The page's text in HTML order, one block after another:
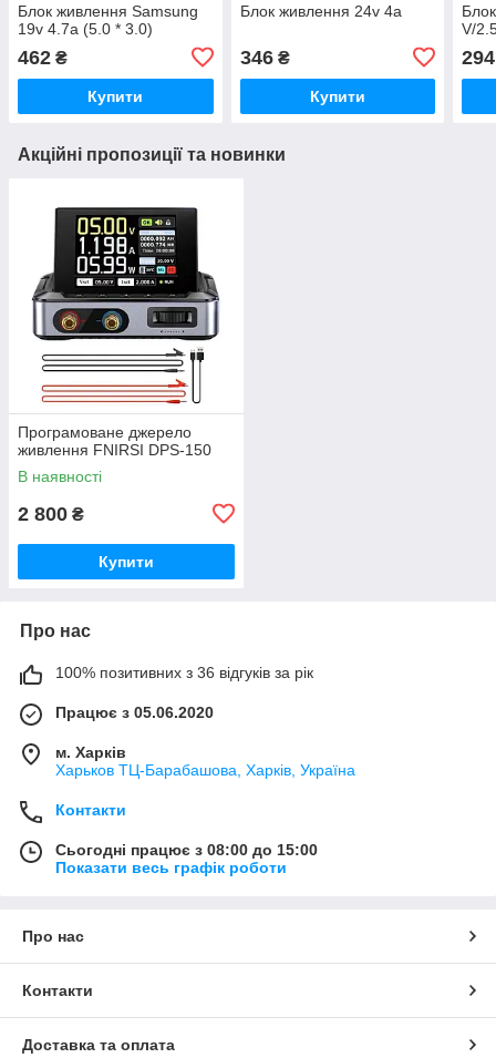
Блок живлення Samsung
19v 4.7a (5.0 * 3.0)
462 ₴
Купити
Блок живлення 24v 4a
346₴
Купити
V/
294
Акційні пропозиції та новинки
Програмоване джерело
живлення FNIRSI DPS-150
В наявності
2 800 ₴
Купити
Про нас
100% позитивних з 36 відгуків за рік
Працює з 05.06.2020
м. Харків
Харьков ТЦ-Барабашова, Харків, Україна
Контакти
Сьогодні працює з 08:00 до 15:00
Показати весь графік роботи
Про нас
Контакти
Доставка та оплата